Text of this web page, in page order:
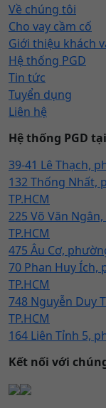
Về chúng tôi
Cho vay cầm cố
Giới thiệu khách
Hệ thống PGD
Tin tức
Tuyển dụng
Liên hệ
Hệ thống PGD
39-41 Lê Thạch,
132 Thống Nhất,
TP.HCM
225 Võ Văn
TP.HCM
475 Âu Cơ,
70 Phan Huy Ích,
TP.HCM
748 Nguyễn Duy
TP.HCM
164 Liên Tỉnh 5,
Kết nối với